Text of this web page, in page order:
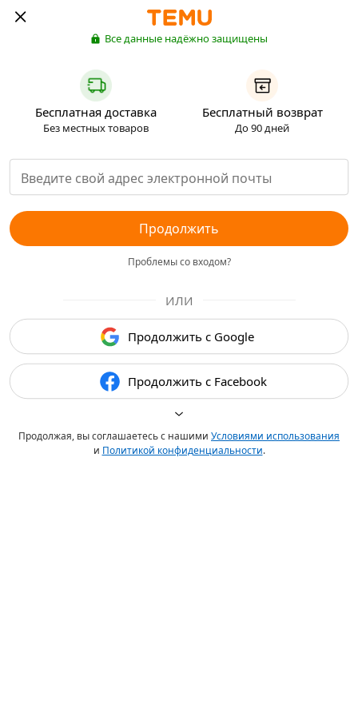
Все данные надёжно защищены
Бесплатная доставка
Без местных товаров
Бесплатный возврат
До 90 дней
Продолжить
Проблемы со входом?
ИЛИ
Продолжить с Google
Продолжить с Facebook
Продолжая, вы соглашаетесь с нашими Условиями использования
и Политикой конфиденциальности.